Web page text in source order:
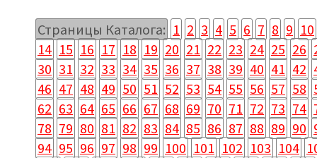
Страницы Каталога: 1 2 3 4 5 6 7 8 9 10
14 15 16 17 18 19 20 21 22 23 24 25 26
30 31 32 33 34 35 36 37 38 39 40 41 42
46 47 48 49 50 51 52 53 54 55 56 57 58
62 63 64 65 66 67 68 69 70 71 72 73 74
78 79 80 81 82 83 84 85 86 87 88 89 90
94 95 96 97 98 99 100 101 102 103 104